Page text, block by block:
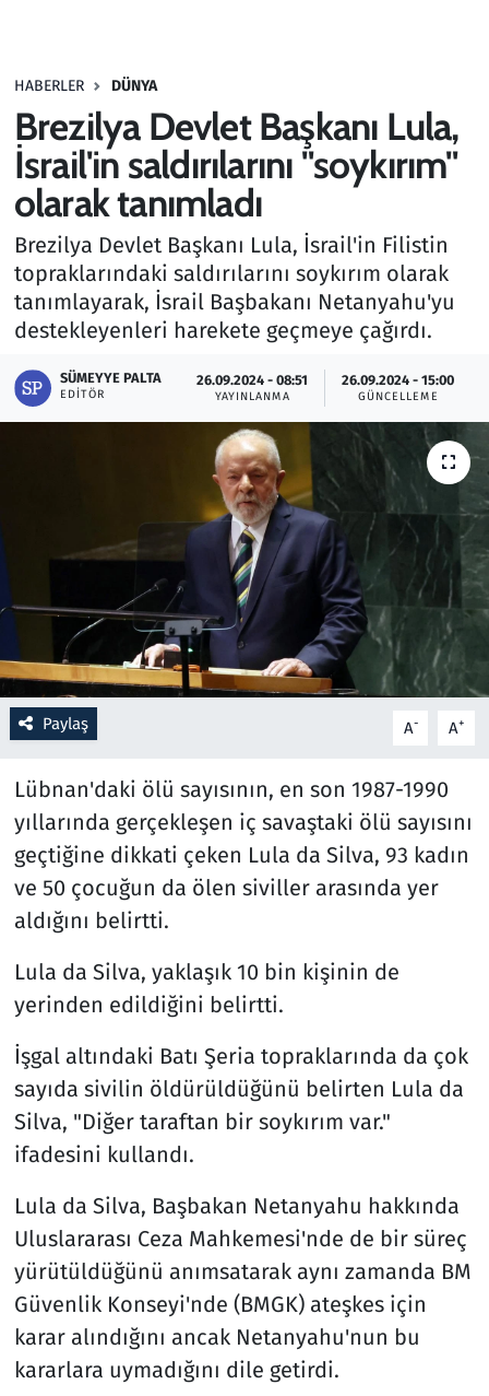
HABERLER DÜNYA
Brezilya Devlet Başkanı Lula,
İsrail'in saldırılarını "soykırım"
olarak tanımladı
Brezilya Devlet Başkanı Lula, İsrail'in Filistin
topraklarındaki saldırılarını soykırım olarak
tanımlayarak, İsrail Başbakanı Netanyahu'yu
destekleyenleri harekete geçmeye çağırdı.
SÜMEYYE PALTA
EDITÖR
26.09.2024 - 08:51
YAYINLANMA
26.09.2024 - 15:00
GÜNCELLEME
Paylaş A- A+
Lübnan'daki ölü sayısının, en son 1987-1990
yıllarında gerçekleşen iç savaştaki ölü sayısını
geçtiğine dikkati çeken Lula da Silva, 93 kadın
ve 50 çocuğun da ölen siviller arasında yer
aldığını belirtti.
Lula da Silva, yaklaşık 10 bin kişinin de
yerinden edildiğini belirtti.
İşgal altındaki Batı Şeria topraklarında da çok
sayıda sivilin öldürüldüğünü belirten Lula da
Silva, "Diğer taraftan bir soykırım var."
ifadesini kullandı.
Lula da Silva, Başbakan Netanyahu hakkında
Uluslararası Ceza Mahkemesi'nde de bir süreç
yürütüldüğünü anımsatarak aynı zamanda BM
Güvenlik Konseyi'nde (BMGK) ateşkes için
karar alındığını ancak Netanyahu'nun bu
kararlara uymadığını dile getirdi.
Haber
Kültür Sanat
Kurumsal Haberler
Lezzet Durağı
Memur ve Kamu
Otomobil
Oyun
Resmi İlanlar
Rüya Tabirleri
Sağlık
Savunma Sanayi
Spor
Teknoloji ve Bilim
Televizyon